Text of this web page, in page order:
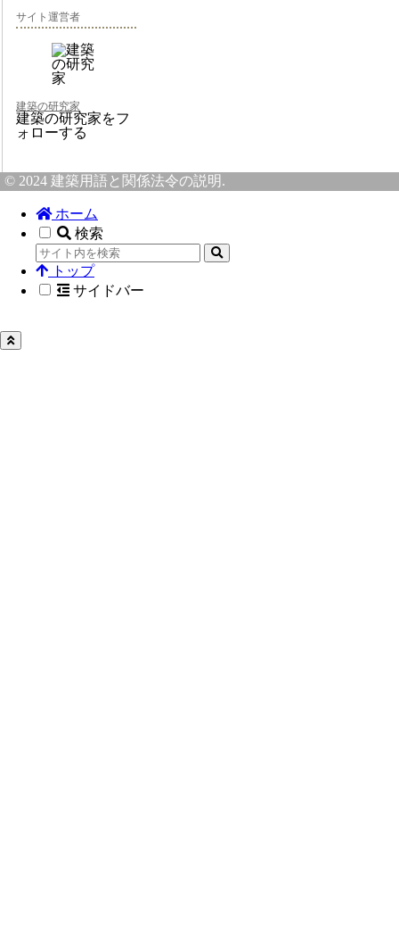
サイト運営者
建築の研究家
建築の研究家をフ
ォローする
© 2024 建築用語と関係法令の説明.
ホーム
検索
トップ
サイドバー